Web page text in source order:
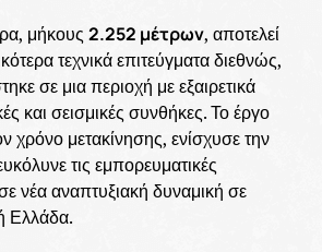
μήκους 2.252 μέτρων, αποτελεί
τεχνικά επιτεύγματα διεθνώς,
σε μια περιοχή με εξαιρετικά
και σεισμικές συνθήκες. Το έργο
χρόνο μετακίνησης, ενίσχυσε την
τις εμπορευματικές
νέα αναπτυξιακή δυναμική σε
Ελλάδα.